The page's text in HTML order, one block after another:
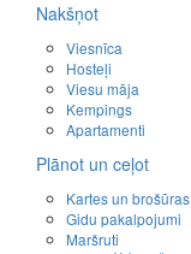
Nakšņot
Viesnīca
Hosteļi
Viesu māja
Kempings
Apartamenti
Plānot un ceļot
Kartes un brošūras
Gidu pakalpojumi
Maršruti